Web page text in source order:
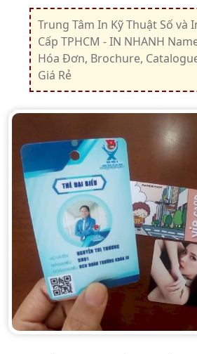
Trung Tâm In Kỹ Thuật Số và
Cấp TPHCM - IN NHANH
Hóa Đơn, Brochure,
Giá Rẻ